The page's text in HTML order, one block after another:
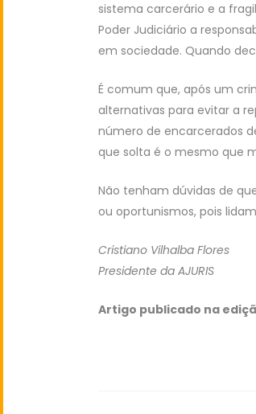
sistema carcerário e a
Poder Judiciário a
em sociedade. Quando
É comum que, após um
alternativas para evitar a
número de encarcerados
que solta é o mesmo que
Não tenham dúvidas de
ou oportunismos, pois
Cristiano Vilhalba Flores
Presidente da AJURIS
Artigo publicado na